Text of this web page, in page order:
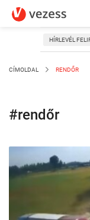
HÍRLEVÉL
CÍMOLDAL RENDŐR
#rendőr